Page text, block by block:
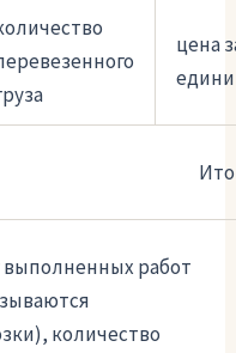
цена
выполненных работ
количество